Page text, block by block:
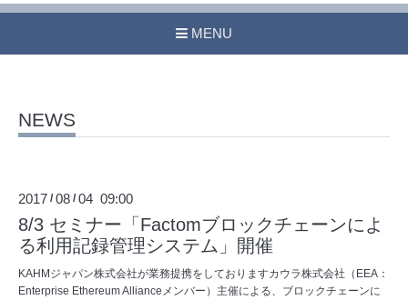
MENU
NEWS
2017 /08 /04 09:00
8/3 セミナー「Factomブロックチェーンによ
る利用記録管理システム」開催
KAHMジャパン株式会社が業務提携をしておりますカウラ株式会社（EEA：
Enterprise Ethereum Allianceメンバー）主催による、ブロックチェーンに